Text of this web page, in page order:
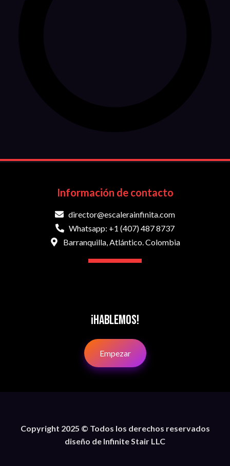
Información de contacto
director@escalerainfinita.com
Whatsapp: +1 (407) 487 8737
Barranquilla, Atlántico. Colombia
¡Hablemos!
Empezar
Copyright 2025 © Todos los derechos reservados
diseño de Infinite Stair LLC